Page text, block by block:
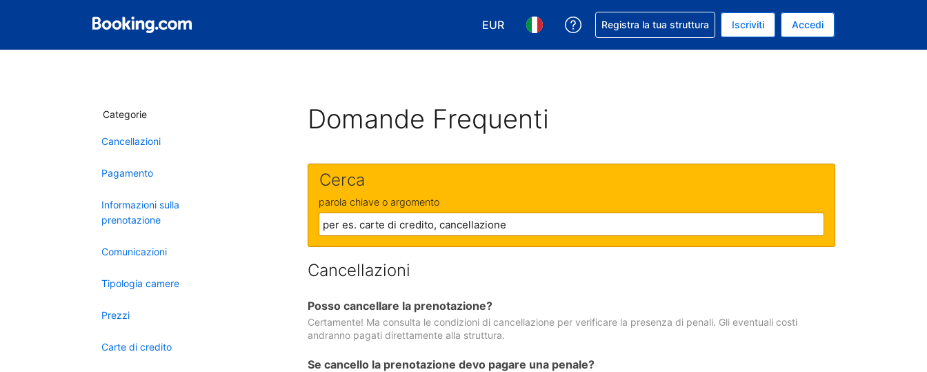
EUR
Scegli la tua valuta. Valuta attuale: Euro
Scegli la tua lingua. Lingua attuale: Italiano
Ricevi aiuto con la prenotazione
Registra la tua struttura Iscriviti Accedi
Categorie
Cancellazioni
Pagamento
Informazioni sulla
prenotazione
Comunicazioni
Tipologia camere
Prezzi
Carte di credito
Domande Frequenti
Cerca
parola chiave o argomento
Cancellazioni
Posso cancellare la prenotazione?
Certamente! Ma consulta le condizioni di cancellazione per verificare la presenza di penali. Gli eventuali costi
andranno pagati direttamente alla struttura.
Se cancello la prenotazione devo pagare una penale?